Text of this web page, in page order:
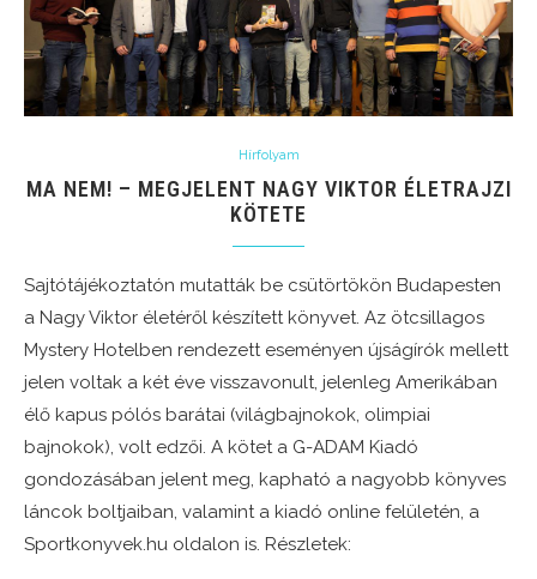
Hírfolyam
MA NEM! – MEGJELENT NAGY VIKTOR ÉLETRAJZI
KÖTETE
Sajtótájékoztatón mutatták be csütörtökön Budapesten
a Nagy Viktor életéről készített könyvet. Az ötcsillagos
Mystery Hotelben rendezett eseményen újságírók mellett
jelen voltak a két éve visszavonult, jelenleg Amerikában
élő kapus pólós barátai (világbajnokok, olimpiai
bajnokok), volt edzői. A kötet a G-ADAM Kiadó
gondozásában jelent meg, kapható a nagyobb könyves
láncok boltjaiban, valamint a kiadó online felületén, a
Sportkonyvek.hu oldalon is. Részletek: